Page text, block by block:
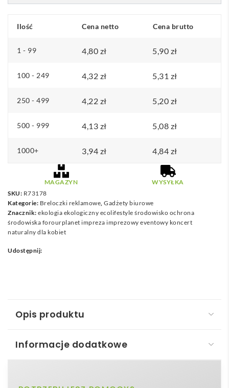
Ilość Cena netto Cena brutto
1 - 99 4,80 zł 5,90 zł
100 - 249 4,32 zł 5,31 zł
250 - 499 4,22 zł 5,20 zł
500 - 999 4,13 zł 5,08 zł
1000+ 3,94 zł 4,84 zł
MAGAZYN
WYSYŁKA
SKU: R73178
Kategorie: Breloczki reklamowe, Gadżety biurowe
Znacznik: ekologia ekologiczny ecolifestyle środowisko ochrona
środowiska forourplanet impreza imprezowy eventowy koncert
naturalny dla kobiet
Udostępnij:
Opis produktu
Informacje dodatkowe